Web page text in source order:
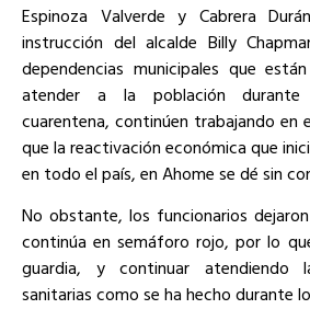
Espinoza Valverde y Cabrera
instrucción del alcalde Billy
dependencias municipales que
atender a la población
cuarentena, continúen trabajando en
que la reactivación económica que
en todo el país, en Ahome se dé sin
No obstante, los funcionarios
continúa en semáforo rojo, por lo
guardia, y continuar atendiendo
sanitarias como se ha hecho durante